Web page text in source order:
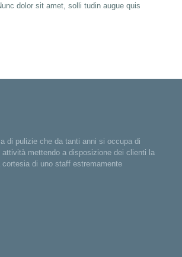
dolor sit amet, solli tudin augue quis
di pulizie che da tanti anni si occupa di
attività mettendo a disposizione dei clienti la
di uno staff estremamente